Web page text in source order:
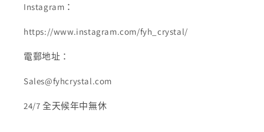
Instagram：
https://www.instagram.com/fyh_crystal/
電郵地址：
Sales@fyhcrystal.com
24/7 全天候年中無休